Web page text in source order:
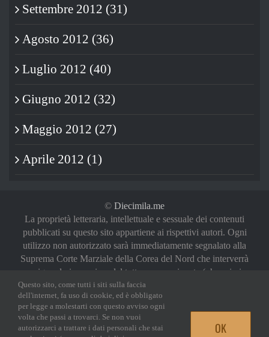
Settembre 2012 (31)
Agosto 2012 (36)
Luglio 2012 (40)
Giugno 2012 (32)
Maggio 2012 (27)
Aprile 2012 (1)
© Diecimila.me
La proprietà letteraria, intellettuale e sessuale dei contenuti
pubblicati su questo sito appartiene ai rispettivi autori. Ogni
utilizzo non autorizzato sarà immediatamente segnalato alla
Suprema Corte Marziale della Corea del Nord che interverrà
a riguardo in maniera del tutto sproporzionata (oh, noi vi
abbiamo avvertiti)
Privacy Policy|Login
Questo sito, come tutti i siti sulla faccia
dell'internet, fa uso di cookie, ed è obbligato
per legge a molestarti con questo avviso ogni
volta che passi a trovarci. Se non vuoi
autorizzarci a trattare i dati personali che stai
OK